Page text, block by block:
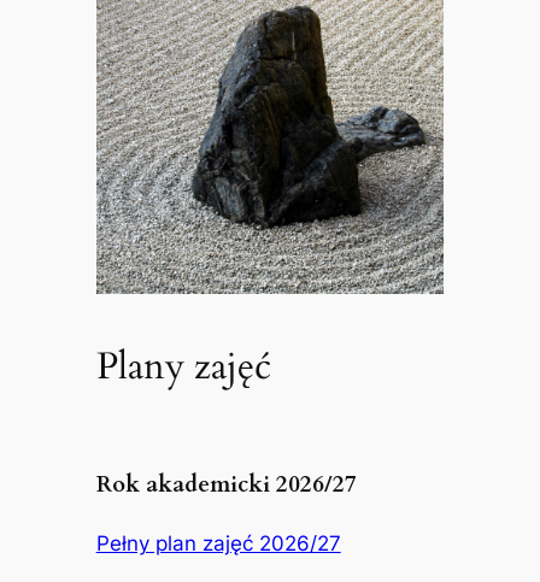
Plany zajęć
Rok akademicki 2026/27
Pełny plan zajęć 2026/27